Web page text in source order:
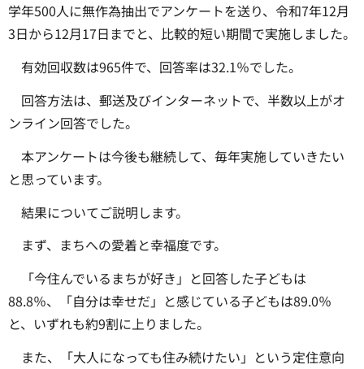
学年500人に無作為抽出でアンケートを送り、令和7年12月
3日から12月17日までと、比較的短い期間で実施しました。
有効回収数は965件で、回答率は32.1％でした。
回答方法は、郵送及びインターネットで、半数以上がオ
ンライン回答でした。
本アンケートは今後も継続して、毎年実施していきたい
と思っています。
結果についてご説明します。
まず、まちへの愛着と幸福度です。
「今住んでいるまちが好き」と回答した子どもは
88.8％、「自分は幸せだ」と感じている子どもは89.0％
と、いずれも約9割に上りました。
また、「大人になっても住み続けたい」という定住意向